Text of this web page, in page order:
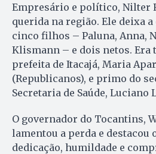
Empresário e político, Nilter
querida na região. Ele deixa a
cinco filhos – Paluna, Anna,
Klismann – e dois netos. Era
prefeita de Itacajá, Maria
(Republicanos), e primo do
Secretaria de Saúde, Luciano
O governador do Tocantins,
lamentou a perda e destacou
dedicação, humildade e